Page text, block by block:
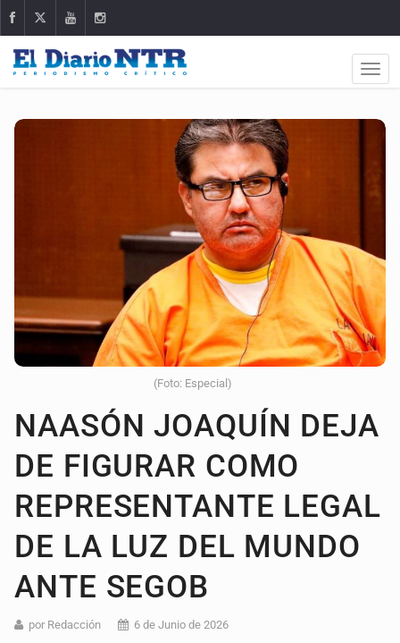
(Foto: Especial)
NAASÓN JOAQUÍN DEJA
DE FIGURAR COMO
REPRESENTANTE LEGAL
DE LA LUZ DEL MUNDO
ANTE SEGOB
por Redacción 6 de Junio de 2026